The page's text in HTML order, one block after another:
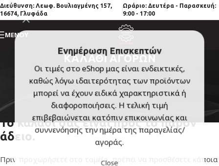
Ενημέρωση Επισκεπτών
Οι τιμές στο eShop μας είναι ενδεικτικές,
καθώς λόγω ιδαιτερότητας των προϊόντων
μπορεί να έχουν ειδικά χαρακτηριστικά ή
διαφοροποιήσεις. Η τελική τιμή
επιβεβαιώνεται κατόπιν επικοινωνίας και
συννενόησης την ημέρα της παραγελίας/
αγοράς.
Διεύθυνση: Λεωφ. Βουλιαγμένης 157,
16674, Γλυφάδα
Ωράριο: Δευτέρα - Παρασκευή:
9:00 - 17:00
ΜΕΝΟΎ
ΚΑΛΆΘΙ ΑΓΟΡΏΝ
Το καλάθι σας είναι προς το παρόν
άδειο.
Πριν προχωρήσετε στο ταμείο, πρέπει να προσθέσετε κάποια